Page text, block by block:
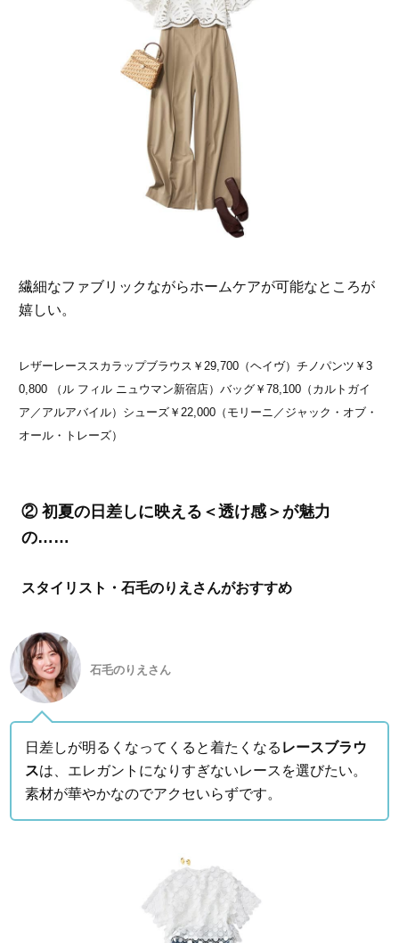
繊細なファブリックながらホームケアが可能なところが
嬉しい。
レザーレーススカラップブラウス￥29,700（ヘイヴ）チノパンツ￥3
0,800 （ル フィル ニュウマン新宿店）バッグ￥78,100（カルトガイ
ア／アルアバイル）シューズ￥22,000（モリーニ／ジャック・オブ・
オール・トレーズ）
② 初夏の日差しに映える＜透け感＞が魅力
の……
スタイリスト・石毛のりえさんがおすすめ
石毛のりえさん
日差しが明るくなってくると着たくなる レースブラウ
スは、エレガントになりすぎないレースを選びたい。
素材が華やかなのでアクセいらずです。